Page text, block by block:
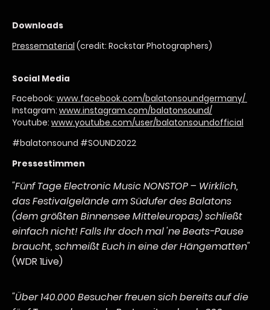
Downloads
Pressematerial (credit: Rockstar Photographers)
Social Media
Facebook: www.facebook.com/balatonsoundgermany/
Instagram: www.instagram.com/balatonsound/
Youtube: www.youtube.com/user/balatonsoundofficial
#balatonsound #SOUND2022
Pressestimmen
"Fünf Tage Electronic Music NONSTOP – Wirklich,
das Festivalgelände am Südufer des Balatons
(dem größten Binnensee Mitteleuropas) schließt
einfach nicht! Falls Ihr doch mal 'ne Beats-Pause
braucht, schmeißt Euch in eine der Hängematten"
(WDR 1Live)
"Über 140.000 Besucher freuen sich bereits auf die